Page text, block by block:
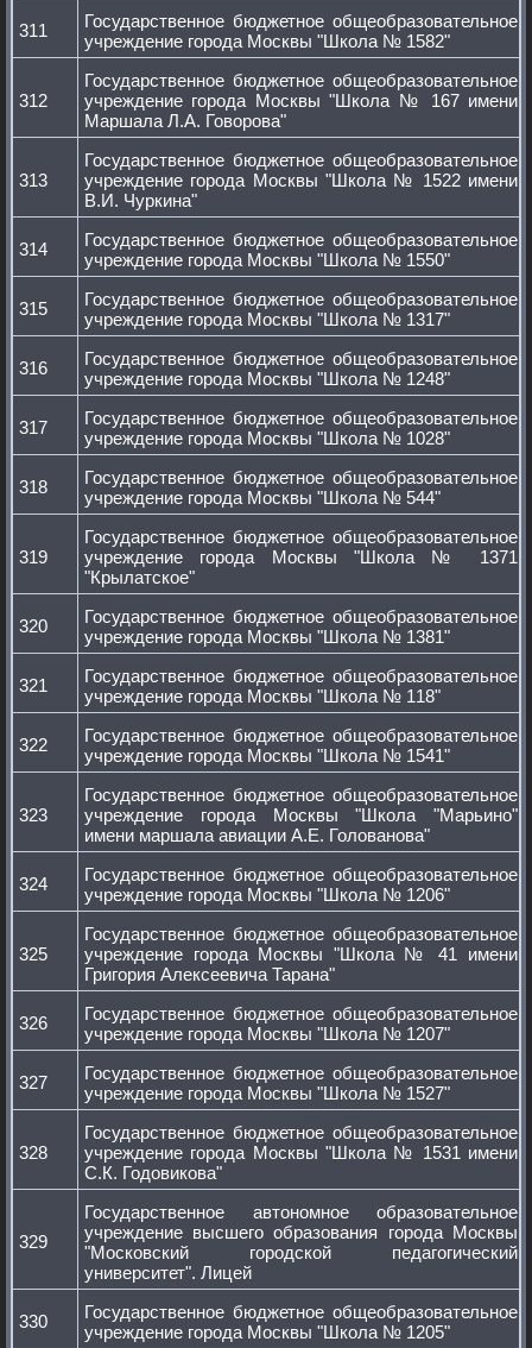
311
Государственное бюджетное общеобразовательное
учреждение города Москвы "Школа № 1582"
312
Государственное бюджетное общеобразовательное
учреждение города Москвы "Школа № 167 имени
Маршала Л.А. Говорова"
313
Государственное бюджетное общеобразовательное
учреждение города Москвы "Школа № 1522 имени
В.И. Чуркина"
314
Государственное бюджетное общеобразовательное
учреждение города Москвы "Школа № 1550"
315
Государственное бюджетное общеобразовательное
учреждение города Москвы "Школа № 1317"
316
Государственное бюджетное общеобразовательное
учреждение города Москвы "Школа № 1248"
317
Государственное бюджетное общеобразовательное
учреждение города Москвы "Школа № 1028"
318
Государственное бюджетное общеобразовательное
учреждение города Москвы "Школа № 544"
319
Государственное бюджетное общеобразовательное
учреждение города Москвы "Школа № 1371
"Крылатское"
320
Государственное бюджетное общеобразовательное
учреждение города Москвы "Школа № 1381"
321
Государственное бюджетное общеобразовательное
учреждение города Москвы "Школа № 118"
322
Государственное бюджетное общеобразовательное
учреждение города Москвы "Школа № 1541"
323
Государственное бюджетное общеобразовательное
учреждение города Москвы "Школа "Марьино"
имени маршала авиации А.Е. Голованова"
324
Государственное бюджетное общеобразовательное
учреждение города Москвы "Школа № 1206"
325
Государственное бюджетное общеобразовательное
учреждение города Москвы "Школа № 41 имени
Григория Алексеевича Тарана"
326
Государственное бюджетное общеобразовательное
учреждение города Москвы "Школа № 1207"
327
Государственное бюджетное общеобразовательное
учреждение города Москвы "Школа № 1527"
328
Государственное бюджетное общеобразовательное
учреждение города Москвы "Школа № 1531 имени
С.К. Годовикова"
329
Государственное автономное образовательное
учреждение высшего образования города Москвы
"Московский городской педагогический
университет". Лицей
330
Государственное бюджетное общеобразовательное
учреждение города Москвы "Школа № 1205"